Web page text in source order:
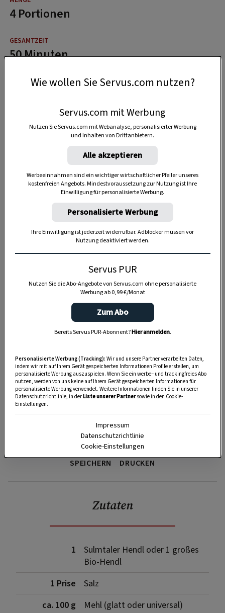
4 Portionen
50 Minuten
SPEICHERN DRUCKEN
Zutaten
1
Sulmtaler Hendl oder 1 großes
Bio-Hendl
1 Prise
Salz
ca. 100 g
Mehl (glatt oder universal)
Wie wollen Sie Servus.com nutzen?
Servus.com mit Werbung
Nutzen Sie Servus.com mit Webanalyse, personalisierter Werbung
und Inhalten von Drittanbietern.
Alle akzeptieren
Werbeeinnahmen sind ein wichtiger wirtschaftlicher Pfeiler unseres
kostenfreien Angebots. Mindestvoraussetzung zur Nutzung ist Ihre
Einwilligung für personalisierte Werbung.
Personalisierte Werbung
Ihre Einwilligung ist jederzeit widerrufbar. Adblocker müssen vor
Nutzung deaktiviert werden.
Servus PUR
Nutzen Sie die Abo-Angebote von Servus.com ohne personalisierte
Werbung ab 0,99 €/Monat
Zum Abo
Bereits Servus PUR-Abonnent?Hier anmelden.
Personalisierte Werbung (Tracking): Wir und unsere Partner verarbeiten Daten,
indem wir mit auf Ihrem Gerät gespeicherten Informationen Profile erstellen, um
personalisierte Werbung auszuspielen. Wenn Sie ein werbe– und trackingfreies Abo
nutzen, werden von uns keine auf Ihrem Gerät gespeicherten Informationen für
personalisierte Werbung verwendet. Weitere Informationen finden Sie in unserer
Datenschutzrichtlinie, in derListe unserer Partnersowie in den Cookie-
Einstellungen.
Impressum
Datenschutzrichtlinie
Cookie-Einstellungen